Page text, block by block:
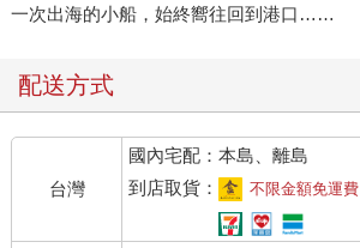
一次出海的小船，始終嚮往回到港口……
配送方式
台灣
國內宅配：本島、離島
到店取貨：
不限金額免運費